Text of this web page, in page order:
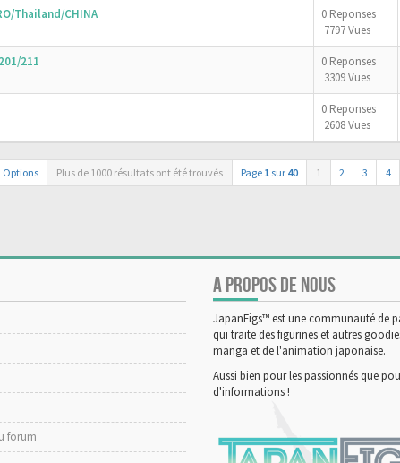
Thailand/CHINA
0 Reponses
7797 Vues
211
0 Reponses
3309 Vues
0 Reponses
2608 Vues
Options Plus de 1000 résultats ont été trouvés Page 1 sur 40 1 2 3 4
forum
A PROPOS DE NOUS
JapanFigs™ est une communauté de
qui traite des figurines et autres
manga et de l'animation japonaise.
Aussi bien pour les passionnés que
d'informations !